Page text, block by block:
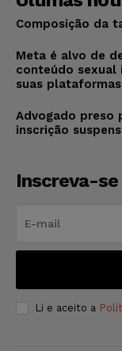
Composição da
Meta é alvo de
conteúdo sexual
suas plataformas
Advogado preso
inscrição
Inscreva-se
Li e aceito a